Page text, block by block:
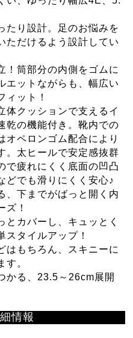
たり設計。足のお悩みを
ただけるよう設計してい
！筒部分の内側をゴムに
エットながらも、幅広い
ィット！
体クッションで支えるイ
乾の機能付き。靴内での
オペロンゴム配合により
。太ヒールで安定感抜群
で疲れにくく底面の凹凸
どでも滑りにくく安心♪
、下までがばっと開く内
ズ！
とカバーし、キュッとく
スタイルアップ！
はもちろん、スキニーに
す。
かる、23.5～26cm展開
情報